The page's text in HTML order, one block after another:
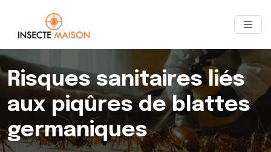
Risques sanitaires liés
aux piqûres de blattes
germaniques